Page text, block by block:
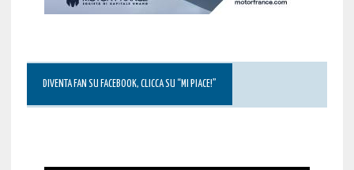
DIVENTA FAN SU FACEBOOK, CLICCA SU “MI PIACE!”